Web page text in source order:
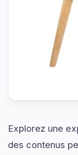
Explorez une
des contenus